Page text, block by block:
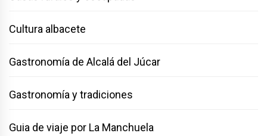
Cultura albacete
Gastronomía de Alcalá del Júcar
Gastronomía y tradiciones
Guia de viaje por La Manchuela